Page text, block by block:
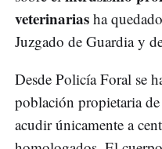
veterinarias ha
Juzgado de Guardia y
Desde Policía Foral se
población propietaria de
acudir únicamente a